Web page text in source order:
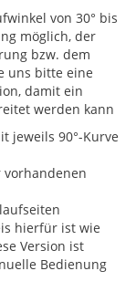
von 30° bis
möglich, der
bzw. dem
uns bitte eine
damit ein
werden kann
jeweils 90°-Kurve
vorhandenen
hierfür ist wie
Version ist
Bedienung